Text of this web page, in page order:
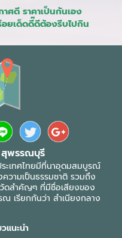
ดี ราคาเป็นกันเอง
ยเด็ดดี๊ดีต้องรีบไปกิน
สุพรรณบุรี
ะเทศไทยมีที่นาอุดมสมบูรณ์
วามเป็นธรรมชาติ รวมถึง
ดสำคัญๆ ที่มีชื่อเสียงของ
เรียกกันว่า สำเนียงกลาง
แนะนำ